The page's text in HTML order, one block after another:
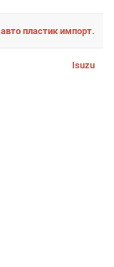
авто пластик импорт.
Isuzu